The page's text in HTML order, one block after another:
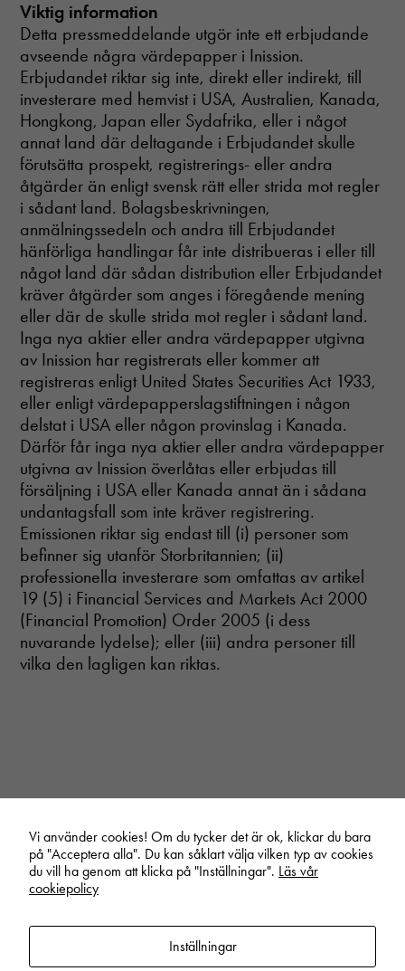
Viktig information
Detta pressmeddelande utgör inte ett erbjudande
avseende några värdepapper i Inission.
Erbjudandet riktar sig inte, direkt eller indirekt, till
investerare med hemvist i USA, Australien, Kanada,
Hongkong, Japan eller Sydafrika, eller i något
annat land där deltagande i Erbjudandet skulle
förutsätta prospekt, registrerings- eller andra
åtgärder än enligt svensk rätt eller strida mot regler
i sådant land. Bolagsbeskrivningen,
anmälningssedeln och andra till Erbjudandet
hänförliga handlingar får inte distribueras i eller till
något land där sådan distribution eller Erbjudandet
kräver åtgärder som anges i föregående mening
eller där de skulle strida mot regler i sådant land.
Inga nya aktier eller andra värdepapper utgivna
av Inission har registrerats eller kommer att
registreras enligt United States Securities Act 1933,
eller enligt värdepapperslagstiftningen i någon
delstat i USA eller någon provinslag i Kanada.
Därför får inga nya aktier eller andra värdepapper
utgivna av Inission överlåtas eller erbjudas till
försäljning i USA eller Kanada annat än i sådana
undantagsfall som inte kräver registrering.
Emissionen riktar sig endast till (i) personer som
befinner sig utanför Storbritannien; (ii)
professionella investerare som omfattas av artikel
19 (5) i Financial Services and Markets Act 2000
(Financial Promotion) Order 2005 (i dess
nuvarande lydelse); eller (iii) andra personer till
vilka den lagligen kan riktas.
Start/Nyheter/Tillfälle att fira då Inissions erbjudande övertecknades nära 4
gånger
Vi använder cookies! Om du tycker det är ok, klickar du bara
på "Acceptera alla". Du kan såklart välja vilken typ av cookies
du vill ha genom att klicka på "Inställningar". Läs vår
cookiepolicy
Inställningar
Nödvändiga
Dessa cookies
går inte att
välja bort. De
behövs för att
hemsidan
taget ska
fungera.
Statistik
In order for
us to
improve the
website's
functionality
and
structure,
based on
how the
website is
used.
Upplevelse
För att vår
hemsida ska
prestera så
bra som
möjligt
under ditt